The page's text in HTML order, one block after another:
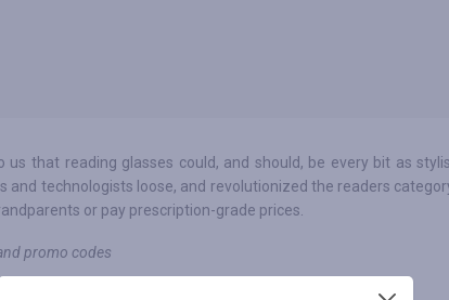
that reading glasses could, and should, be every bit as
and technologists loose, and revolutionized the readers
or pay prescription-grade prices.
promo codes